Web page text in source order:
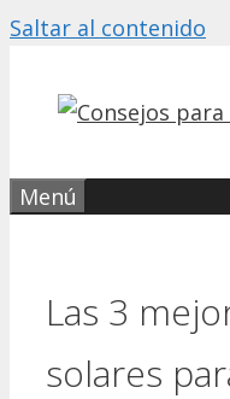
Saltar al contenido
Menú
Las 3
solares